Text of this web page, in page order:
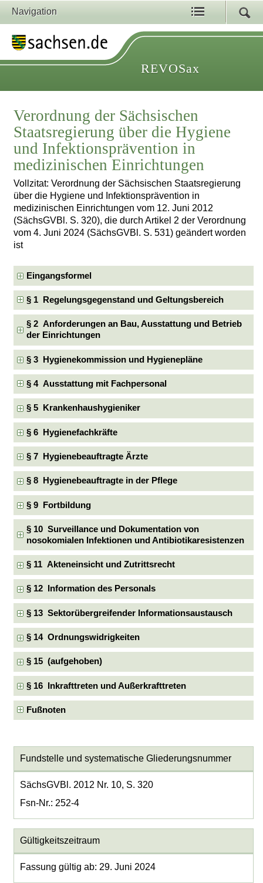
Navigation
REVOSax
Verordnung der Sächsischen
Staatsregierung über die Hygiene
und Infektionsprävention in
medizinischen Einrichtungen
Vollzitat: Verordnung der Sächsischen Staatsregierung
über die Hygiene und Infektionsprävention in
medizinischen Einrichtungen vom 12. Juni 2012
(SächsGVBl. S. 320), die durch Artikel 2 der Verordnung
vom 4. Juni 2024 (SächsGVBl. S. 531) geändert worden
ist
Eingangsformel
§ 1 Regelungsgegenstand und Geltungsbereich
§ 2 Anforderungen an Bau, Ausstattung und Betrieb
der Einrichtungen
§ 3 Hygienekommission und Hygienepläne
§ 4 Ausstattung mit Fachpersonal
§ 5 Krankenhaushygieniker
§ 6 Hygienefachkräfte
§ 7 Hygienebeauftragte Ärzte
§ 8 Hygienebeauftragte in der Pflege
§ 9 Fortbildung
§ 10 Surveillance und Dokumentation von
nosokomialen Infektionen und Antibiotikaresistenzen
§ 11 Akteneinsicht und Zutrittsrecht
§ 12 Information des Personals
§ 13 Sektorübergreifender Informationsaustausch
§ 14 Ordnungswidrigkeiten
§ 15 (aufgehoben)
§ 16 Inkrafttreten und Außerkrafttreten
Fußnoten
Fundstelle und systematische Gliederungsnummer
SächsGVBl. 2012 Nr. 10, S. 320
Fsn-Nr.: 252-4
Gültigkeitszeitraum
Fassung gültig ab: 29. Juni 2024